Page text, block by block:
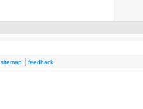
sitemap feedback